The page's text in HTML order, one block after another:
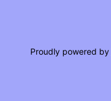
Proudly powered by